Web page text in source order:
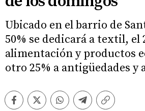
Ubicado en el barrio de
50% se dedicará a textil, el
alimentación y productos
otro 25% a antigüedades y
FacebookTwitterWhatsappTelegramCopiar